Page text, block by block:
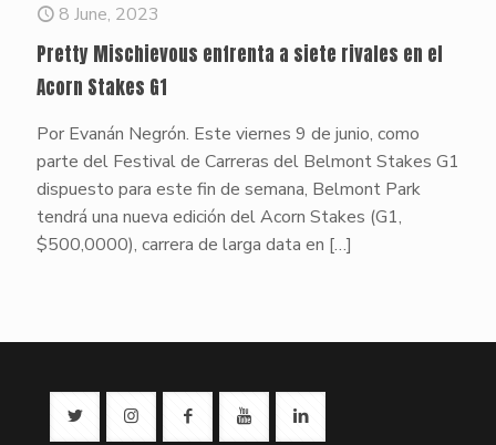
8 June, 2023
Pretty Mischievous enfrenta a siete rivales en el
Acorn Stakes G1
Por Evanán Negrón. Este viernes 9 de junio, como
parte del Festival de Carreras del Belmont Stakes G1
dispuesto para este fin de semana, Belmont Park
tendrá una nueva edición del Acorn Stakes (G1,
$500,0000), carrera de larga data en […]